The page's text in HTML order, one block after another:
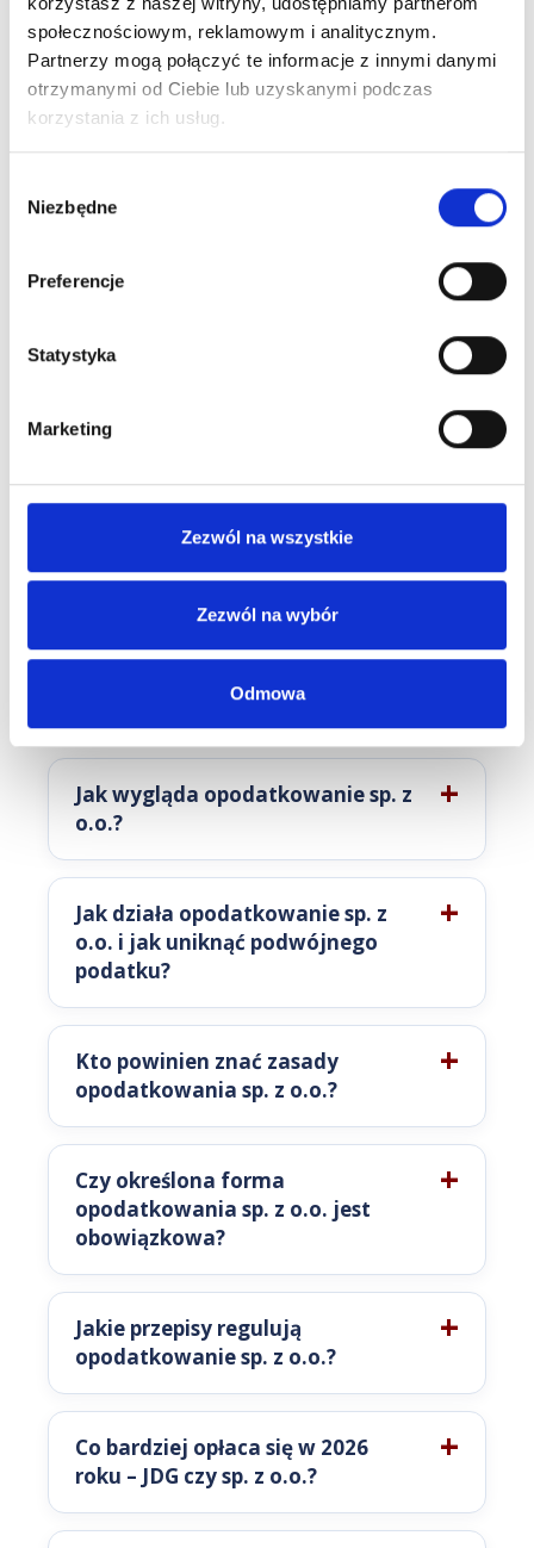
społecznościowym, reklamowym i analitycznym.
Partnerzy mogą połączyć te informacje z innymi danymi
otrzymanymi od Ciebie lub uzyskanymi podczas
korzystania z ich usług.
zgody
Niezbędne
Preferencje
Statystyka
Marketing
Zezwól na wszystkie
Zezwól na wybór
Odmowa
wspólników i udziałowców sp. z o.o. planujących
wypłatę zysku w formie dywidendy lub innej,
przedsiębiorców rozważających przekształcenie
jednoosobowej działalności gospodarczej w sp. z
decyzje finansowe i podatkowe,
osób zakładających nową sp. z o.o. i wybierających
rocznych dochodach na poziomie miliona złotych i więcej –
wyboru optymalnej formy opodatkowania.Biuro ma
rozszerzone ubezpieczenie OC na kwotę ponad 1,3 mln zł i
obsługuje klientów zdalnie – możesz prowadzić biznes z
dowolnego miejsca.
FAQ – opodatkowanie sp. z o.o.
w 2026 roku
Jak wygląda opodatkowanie sp. z
o.o.?
Jak działa opodatkowanie sp. z
o.o. i jak uniknąć podwójnego
podatku?
Kto powinien znać zasady
opodatkowania sp. z o.o.?
Czy określona forma
opodatkowania sp. z o.o. jest
obowiązkowa?
Jakie przepisy regulują
opodatkowanie sp. z o.o.?
Co bardziej opłaca się w 2026
roku – JDG czy sp. z o.o.?